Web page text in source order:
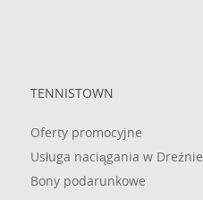
TENNISTOWN
Oferty promocyjne
Usługa naciągania w Dreźnie
Bony podarunkowe